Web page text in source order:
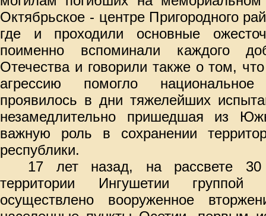
Октябрьское - центре Пригородного
где и проходили основные
поименно вспоминали каждого
Отечества и говорили также о том,
агрессию помогло
проявилось в дни тяжелейших
незамедлительно пришедшая из
важную роль в сохранении
республики.
17 лет назад, на рассвете
территории Ингушетии группой
осуществлено вооруженное